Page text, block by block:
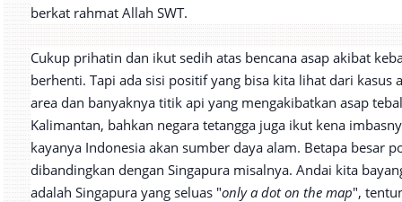
berkat rahmat Allah SWT.
Cukup prihatin dan ikut sedih atas bencana asap akibat
berhenti. Tapi ada sisi positif yang bisa kita lihat dari kasus
area dan banyaknya titik api yang mengakibatkan asap
Kalimantan, bahkan negara tetangga juga ikut kena
kayanya Indonesia akan sumber daya alam. Betapa besar
dibandingkan dengan Singapura misalnya. Andai kita
adalah Singapura yang seluas "only a dot on the map",